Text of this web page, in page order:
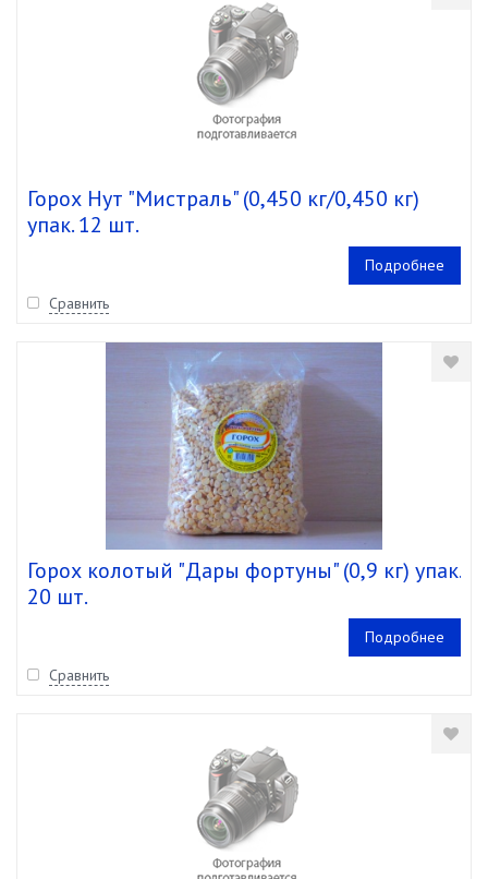
Горох Нут "Мистраль" (0,450 кг/0,450 кг)
упак. 12 шт.
Подробнее
Сравнить
Горох колотый "Дары фортуны" (0,9 кг) упак.
20 шт.
Подробнее
Сравнить